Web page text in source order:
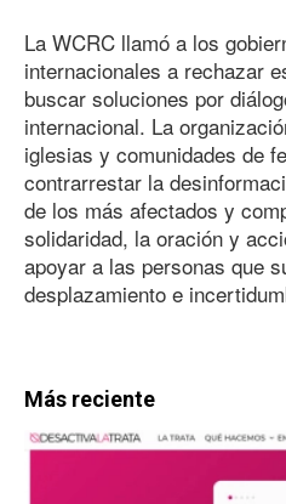
La WCRC llamó a los
internacionales a rechazar
buscar soluciones por
internacional. La
iglesias y comunidades de
contrarrestar la
de los más afectados y
solidaridad, la oración y
apoyar a las personas que
desplazamiento e
Más reciente